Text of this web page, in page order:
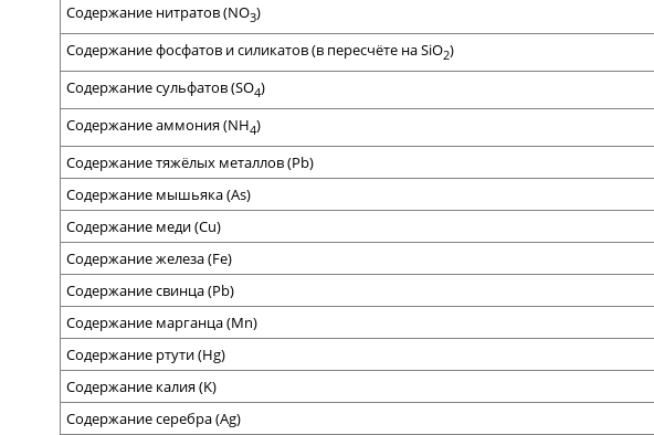
Содержание нитратов(NO3)
Содержание фосфатов и силикатов(в пересчёте наSiO2)
Содержание сульфатов(SO4)
Содержание аммония (NH4)
Содержание тяжёлых металлов(Pb)
Содержание мышьяка(As)
Содержание меди(Cu)
Содержаниежелеза (Fe)
Содержание свинца(Pb)
Содержание марганца(Mn)
Содержание ртути(Hg)
Содержание калия(K)
Содержание серебра(Ag)